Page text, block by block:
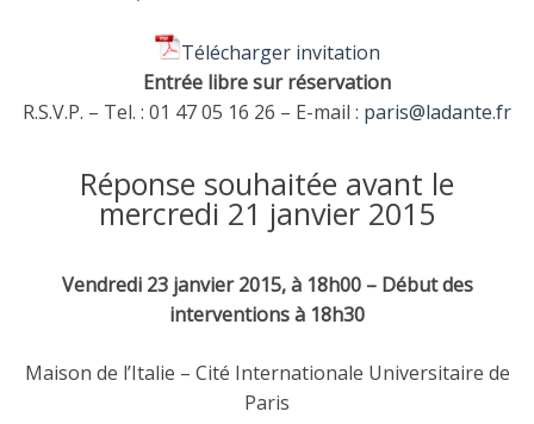
Télécharger invitation
Entrée libre sur réservation
R.S.V.P. – Tel. : 01 47 05 16 26 – E-mail : paris@ladante.fr
Réponse souhaitée avant le
mercredi 21 janvier 2015
Vendredi 23 janvier 2015, à 18h00 – Début des
interventions à 18h30
Maison de l’Italie – Cité Internationale Universitaire de
Paris